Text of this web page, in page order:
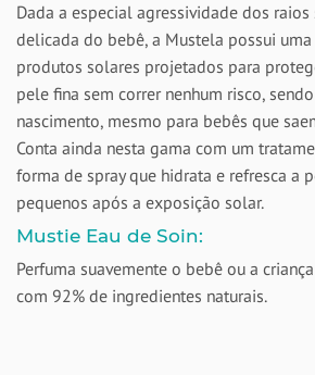
Dada a especial agressividade dos
delicada do bebê, a Mustela possui
produtos solares projetados para
pele fina sem correr nenhum risco,
nascimento, mesmo para bebês que
Conta ainda nesta gama com um
forma de spray que hidrata e refresca a
pequenos após a exposição solar.
Mustie Eau de Soin:
Perfuma suavemente o bebê ou a
com 92% de ingredientes naturais.